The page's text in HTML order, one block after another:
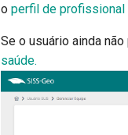
o perfil de profissional
Se o usuário ainda
saúde.